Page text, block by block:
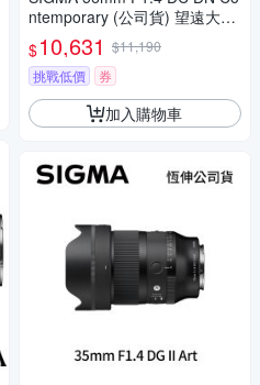
ntemporary (公司貨) 望遠大光
圈定焦鏡頭 人像鏡 APS-C 無反
微單眼專用鏡頭
$10,631 $11,190
挑戰低價
券
加入購物車